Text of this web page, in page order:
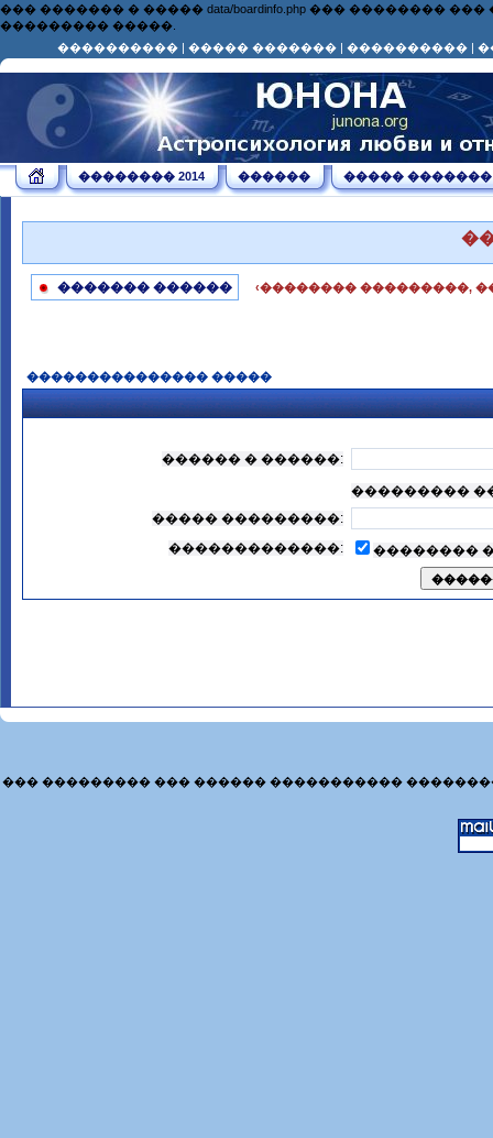
��� ������� � ����� data/boardinfo.php ���
��������� �����.
���������� | ����� ������� | ���������� |
�������� 2014 ������ ����� �������
������� ������ ‹�������� ���������,
��������������� �����
������ � ������:
���������
����� ���������:
�������������:
��������
��� ��������� ��� ������ �����������